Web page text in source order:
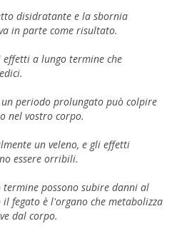
disidratante e la sbornia
in parte come risultato.
effetti a lungo termine che
periodo prolungato può colpire
nel vostro corpo.
un veleno, e gli effetti
essere orribili.
possono subire danni al
fegato è l'organo che metabolizza
dal corpo.